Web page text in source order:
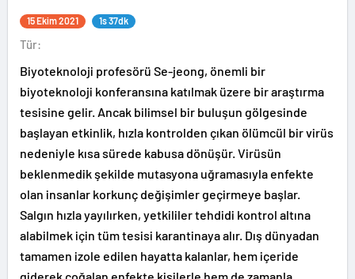
15 Ekim 2021 1s 37dk
Tür:
Biyoteknoloji profesörü Se-jeong, önemli bir
biyoteknoloji konferansına katılmak üzere bir araştırma
tesisine gelir. Ancak bilimsel bir buluşun gölgesinde
başlayan etkinlik, hızla kontrolden çıkan ölümcül bir virüs
nedeniyle kısa sürede kabusa dönüşür. Virüsün
beklenmedik şekilde mutasyona uğramasıyla enfekte
olan insanlar korkunç değişimler geçirmeye başlar.
Salgın hızla yayılırken, yetkililer tehdidi kontrol altına
alabilmek için tüm tesisi karantinaya alır. Dış dünyadan
tamamen izole edilen hayatta kalanlar, hem içeride